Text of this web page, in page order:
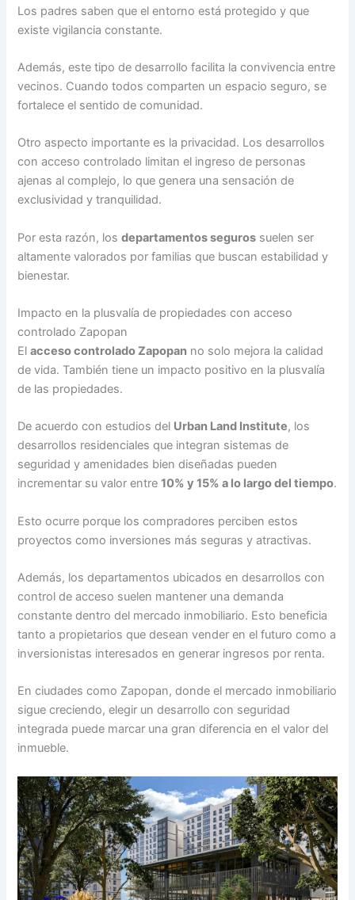
Los padres saben que el entorno está protegido y que
existe vigilancia constante.
Además, este tipo de desarrollo facilita la convivencia entre
vecinos. Cuando todos comparten un espacio seguro, se
fortalece el sentido de comunidad.
Otro aspecto importante es la privacidad. Los desarrollos
con acceso controlado limitan el ingreso de personas
ajenas al complejo, lo que genera una sensación de
exclusividad y tranquilidad.
Por esta razón, losdepartamentos seguros suelen ser
altamente valorados por familias que buscan estabilidad y
bienestar.
Impacto en la plusvalía de propiedades con acceso
controlado Zapopan
Elacceso controlado Zapopan no solo mejora la calidad
de vida. También tiene un impacto positivo en la plusvalía
de las propiedades.
De acuerdo con estudios del Urban Land Institute, los
desarrollos residenciales que integran sistemas de
seguridad y amenidades bien diseñadas pueden
incrementar su valor entre10% y 15% a lo largo del tiempo.
Esto ocurre porque los compradores perciben estos
proyectos como inversiones más seguras y atractivas.
Además, los departamentos ubicados en desarrollos con
control de acceso suelen mantener una demanda
constante dentro del mercado inmobiliario. Esto beneficia
tanto a propietarios que desean vender en el futuro como a
inversionistas interesados en generar ingresos por renta.
En ciudades como Zapopan, donde el mercado inmobiliario
sigue creciendo, elegir un desarrollo con seguridad
integrada puede marcar una gran diferencia en el valor del
inmueble.